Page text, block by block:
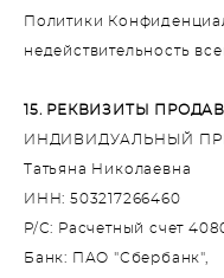
Политики
недействительность
15. РЕКВИЗИТЫ
ИНДИВИДУАЛЬНЫЙ
Татьяна Николаевна
ИНН: 503217266460
Р/С: Расчетный счет
Банк: ПАО "Сбербанк",